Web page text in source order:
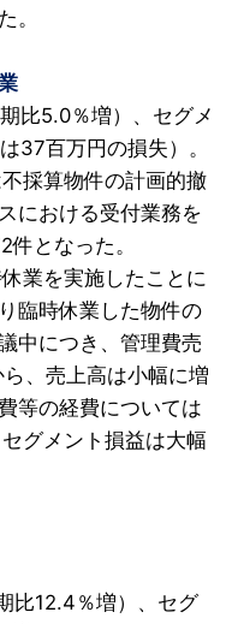
。
比5.0％増）、セグメ
37百万円の損失）。
採算物件の計画的撤
における受付業務を
となった。
業を実施したことに
臨時休業した物件の
中につき、管理費売
、売上高は小幅に増
等の経費については
グメント損益は大幅
比12.4％増）、セグ